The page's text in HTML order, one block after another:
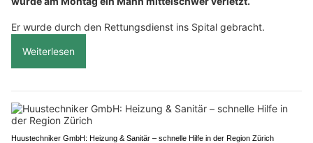
Er wurde durch den Rettungsdienst ins Spital gebracht.
Weiterlesen
Huustechniker GmbH: Heizung & Sanitär – schnelle Hilfe in der Region Zürich